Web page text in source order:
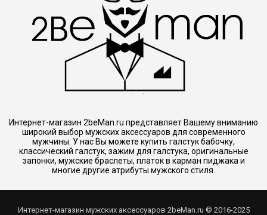
Интернет-магазин 2beMan.ru представляет Вашему вниманию
широкий выбор мужских аксессуаров для современного
мужчины. У нас Вы можете купить галстук бабочку,
классический галстук, зажим для галстука, оригинальные
запонки, мужские браслеты, платок в карман пиджака и
многие другие атрибуты мужского стиля.
Интернет-магазин мужских аксессуаров 2beMan.ru © 2016-2025